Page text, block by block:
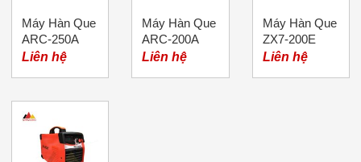
Máy Hàn Que
ARC-250A
Lucky
Liên hệ
Máy Hàn Que
ARC-200A
Lucky
Liên hệ
Máy Hàn Que
ZX7-200E
Lucky
Liên hệ